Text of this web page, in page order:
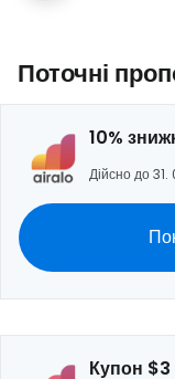
Поточні
10%
Дійсно до
Купон